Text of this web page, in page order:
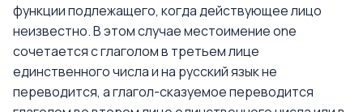
функции подлежащего, когда действующее лицо
неизвестно. В этом случае местоимение one
сочетается с глаголом в третьем лице
единственного числа и на русский язык не
переводится, а глагол-сказуемое переводится